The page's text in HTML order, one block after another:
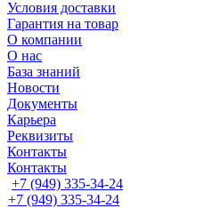
Условия доставки
Гарантия на товар
О компании
О нас
База знаний
Новости
Документы
Карьера
Реквизиты
Контакты
Контакты
+7 (949) 335-34-24
+7 (949) 335-34-24